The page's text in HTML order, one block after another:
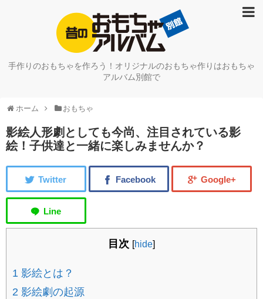
手作りのおもちゃを作ろう！オリジナルのおもちゃ作りはおもちゃ
アルバム別館で
ホーム おもちゃ
影絵人形劇としても今尚、注目されている影
絵！子供達と一緒に楽しみませんか？
目次 [hide]
1 影絵とは？
2 影絵劇の起源
学習
おもちゃ
お面
紙ヒコーキ
昔のおもちゃアルバム本館のご案内
ハロウィーン